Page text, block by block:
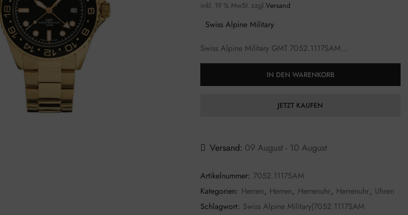
inkl. 19 % MwSt. zzgl.Versand
Swiss Alpine Military
Swiss Alpine Military GMT 7052.1117SAM…
IN DEN WARENKORB
JETZT KAUFEN
Versand: 09 August - 10 August
Artikelnummer: 7052.1117SAM
Kategorien: Herren, Herren, Herrenuhr, Herrenuhr, Uhren
Schlagwort: Swiss Alpine Military|7052.1117SAM